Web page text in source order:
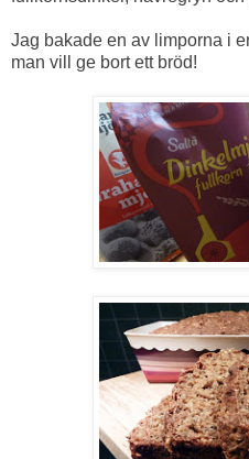
Jag bakade en av limporna i
man vill ge bort ett bröd!